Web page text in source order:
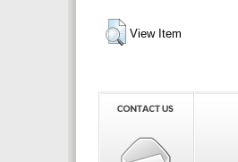
View Item